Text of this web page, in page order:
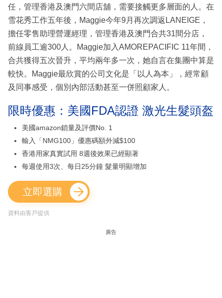
任，管理香港及澳門六間店舖，需要接觸更多層面的人。在
雪花秀工作五年後，Maggie今年9月再次調返LANEIGE，
擔任零售助理營運經理，管理香港及澳門合共31間分店，
前線員工逾300人。Maggie加入AMOREPACIFIC 11年間，
合共獲得五次晉升，平均兩年多一次，她自言在集團中算是
較快。Maggie最欣賞的公司文化是「以人為本」，經常顧
及同事感受，個別內部活動甚至一併照顧家人。
限時優惠：美國FDA認證 激光生髮頭盔
美國amazon鎖量及評價No. 1
輸入「NMG100」優惠碼額外減$100
香港用家真實試用 8週後效果已經顯著
每週使用3次、每日25分鐘 髮量明顯增加
立即選購
資料由客戶提供
廣告